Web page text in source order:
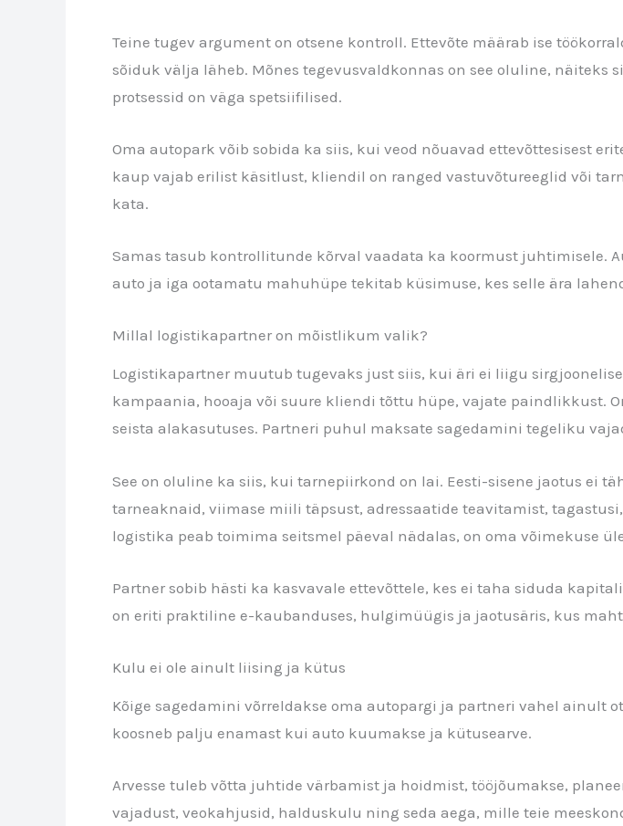
Teine tugev argument on otsene kontroll. Ettevõte määrab ise
sõiduk välja läheb. Mõnes tegevusvaldkonnas on see oluline, näiteks
protsessid on väga spetsiifilised.
Oma autopark võib sobida ka siis, kui veod nõuavad ettevõttesisest
kaup vajab erilist käsitlust, kliendil on ranged vastuvõtureeglid või
kata.
Samas tasub kontrollitunde kõrval vaadata ka koormust juhtimisele.
auto ja iga ootamatu mahuhüpe tekitab küsimuse, kes selle ära
Millal logistikapartner on mõistlikum valik?
Logistikapartner muutub tugevaks just siis, kui äri ei liigu
kampaania, hooaja või suure kliendi tõttu hüpe, vajate paindlikkust.
seista alakasutuses. Partneri puhul maksate sagedamini tegeliku
See on oluline ka siis, kui tarnepiirkond on lai. Eesti-sisene jaotus ei
tarneaknaid, viimase miili täpsust, adressaatide teavitamist,
logistika peab toimima seitsmel päeval nädalas, on oma võimekuse
Partner sobib hästi ka kasvavale ettevõttele, kes ei taha siduda
on eriti praktiline e-kaubanduses, hulgimüügis ja jaotusäris, kus
Kulu ei ole ainult liising ja kütus
Kõige sagedamini võrreldakse oma autopargi ja partneri vahel ainult
koosneb palju enamast kui auto kuumakse ja kütusearve.
Arvesse tuleb võtta juhtide värbamist ja hoidmist, tööjõumakse,
vajadust, veokahjusid, halduskulu ning seda aega, mille teie